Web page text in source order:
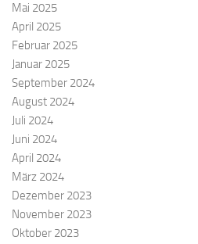
Mai 2025
April 2025
Februar 2025
Januar 2025
September 2024
August 2024
Juli 2024
Juni 2024
April 2024
März 2024
Dezember 2023
November 2023
Oktober 2023